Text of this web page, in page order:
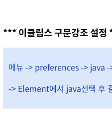
*** 이클립스 구문강조 설
메뉴 -> preferences -> java
-> Element에서 java선택 후